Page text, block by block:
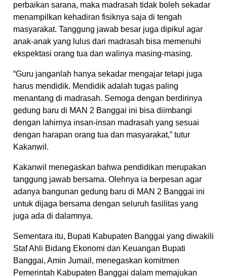
perbaikan sarana, maka madrasah tidak boleh sekadar
menampilkan kehadiran fisiknya saja di tengah
masyarakat. Tanggung jawab besar juga dipikul agar
anak-anak yang lulus dari madrasah bisa memenuhi
ekspektasi orang tua dan walinya masing-masing.
“Guru janganlah hanya sekadar mengajar tetapi juga
harus mendidik. Mendidik adalah tugas paling
menantang di madrasah. Semoga dengan berdirinya
gedung baru di MAN 2 Banggai ini bisa diimbangi
dengan lahirnya insan-insan madrasah yang sesuai
dengan harapan orang tua dan masyarakat,” tutur
Kakanwil.
Kakanwil menegaskan bahwa pendidikan merupakan
tanggung jawab bersama. Olehnya ia berpesan agar
adanya bangunan gedung baru di MAN 2 Banggai ini
untuk dijaga bersama dengan seluruh fasilitas yang
juga ada di dalamnya.
Sementara itu, Bupati Kabupaten Banggai yang diwakili
Staf Ahli Bidang Ekonomi dan Keuangan Bupati
Banggai, Amin Jumail, menegaskan komitmen
Pemerintah Kabupaten Banggai dalam memajukan